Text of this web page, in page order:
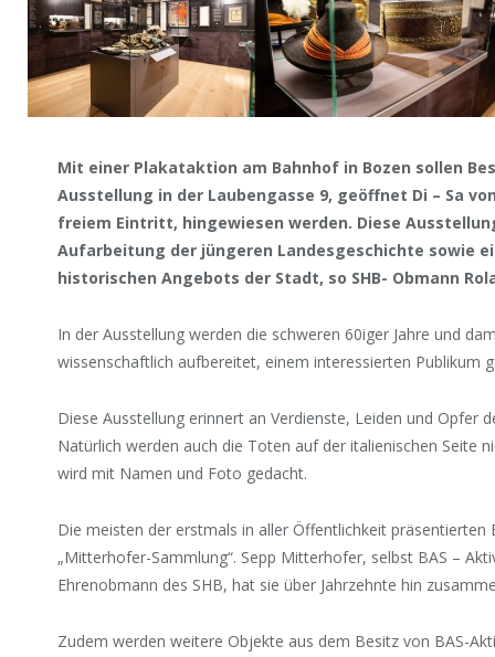
Mit einer Plakataktion am Bahnhof in Bozen sollen
Ausstellung in der Laubengasse 9, geöffnet Di – Sa
freiem Eintritt, hingewiesen werden. Diese
Aufarbeitung der jüngeren Landesgeschichte sowie
historischen Angebots der Stadt, so SHB- Obmann
In der Ausstellung werden die schweren 60iger Jahre und
wissenschaftlich aufbereitet, einem interessierten Publikum
Diese Ausstellung erinnert an Verdienste, Leiden und Opfer
Natürlich werden auch die Toten auf der italienischen Seite
wird mit Namen und Foto gedacht.
Die meisten der erstmals in aller Öffentlichkeit
„Mitterhofer-Sammlung“. Sepp Mitterhofer, selbst BAS –
Ehrenobmann des SHB, hat sie über Jahrzehnte hin
Zudem werden weitere Objekte aus dem Besitz von BAS-